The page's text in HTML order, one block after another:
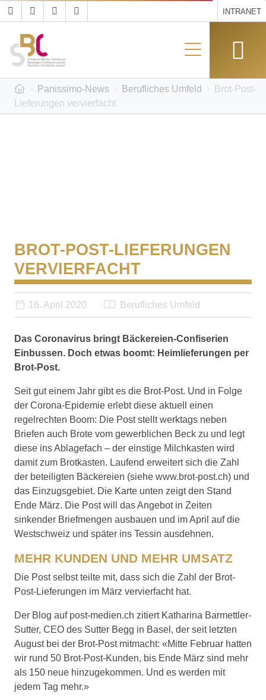
INTRANET
Panissimo-News Berufliches Umfeld
Brot-Post-
Lieferungen vervierfacht
BROT-POST-LIEFERUNGEN
VERVIERFACHT
16. April 2020 Berufliches Umfeld
Das Coronavirus bringt Bäckereien-Confiserien
Einbussen. Doch etwas boomt: Heimlieferungen per
Brot-Post.
Seit gut einem Jahr gibt es die Brot-Post. Und in Folge
der Corona-Epidemie erlebt diese aktuell einen
regelrechten Boom: Die Post stellt werktags neben
Briefen auch Brote vom gewerblichen Beck zu und legt
diese ins Ablagefach – der einstige Milchkasten wird
damit zum Brotkasten. Laufend erweitert sich die Zahl
der beteiligten Bäckereien (siehe www.brot-post.ch) und
das Einzugsgebiet. Die Karte unten zeigt den Stand
Ende März. Die Post will das Angebot in Zeiten
sinkender Briefmengen ausbauen und im April auf die
Westschweiz und später ins Tessin ausdehnen.
MEHR KUNDEN UND MEHR UMSATZ
Die Post selbst teilte mit, dass sich die Zahl der Brot-
Post-Lieferungen im März vervierfacht hat.
Der Blog auf post-medien.ch zitiert Katharina Barmettler-
Sutter, CEO des Sutter Begg in Basel, der seit letzten
August bei der Brot-Post mitmacht: «Mitte Februar hatten
wir rund 50 Brot-Post-Kunden, bis Ende März sind mehr
als 150 neue hinzugekommen. Und es werden mit
jedem Tag mehr.»